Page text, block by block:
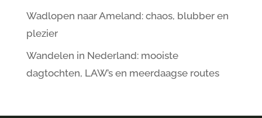
Wadlopen naar Ameland: chaos, blubber en
plezier
Wandelen in Nederland: mooiste
dagtochten, LAW’s en meerdaagse routes